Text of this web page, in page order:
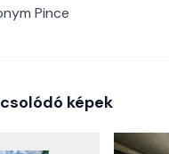
Pince
képek